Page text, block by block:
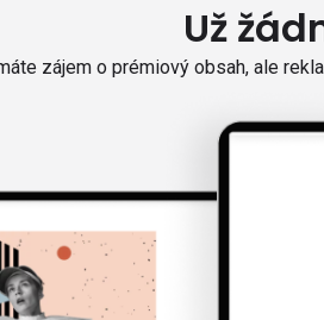
Už
zájem o prémiový obsah, ale